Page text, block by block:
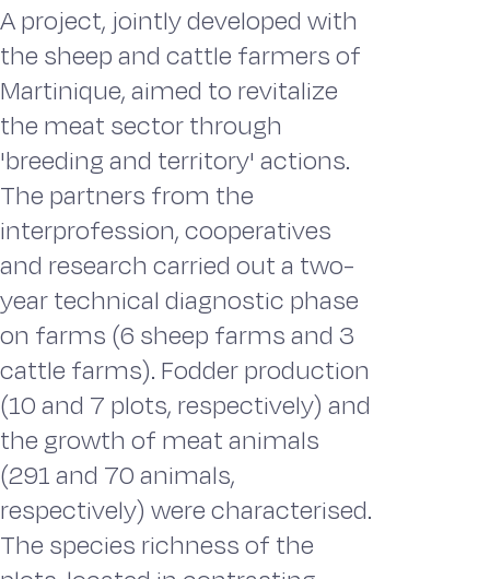
A project, jointly developed with
the sheep and cattle farmers of
Martinique, aimed to revitalize
the meat sector through
'breeding and territory' actions.
The partners from the
interprofession, cooperatives
and research carried out a two-
year technical diagnostic phase
on farms (6 sheep farms and 3
cattle farms). Fodder production
(10 and 7 plots, respectively) and
the growth of meat animals
(291 and 70 animals,
respectively) were characterised.
The species richness of the